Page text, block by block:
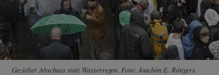
Gezielter Abschuss statt Wasserregen. Foto: Joachim E. Röttgers